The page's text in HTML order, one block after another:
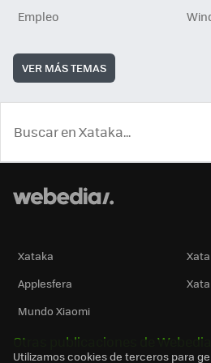
Empleo
VER MÁS TEMAS
Xataka
Applesfera
Mundo Xiaomi
Otras publicaciones de Webedia
Utilizamos cookies de terceros para